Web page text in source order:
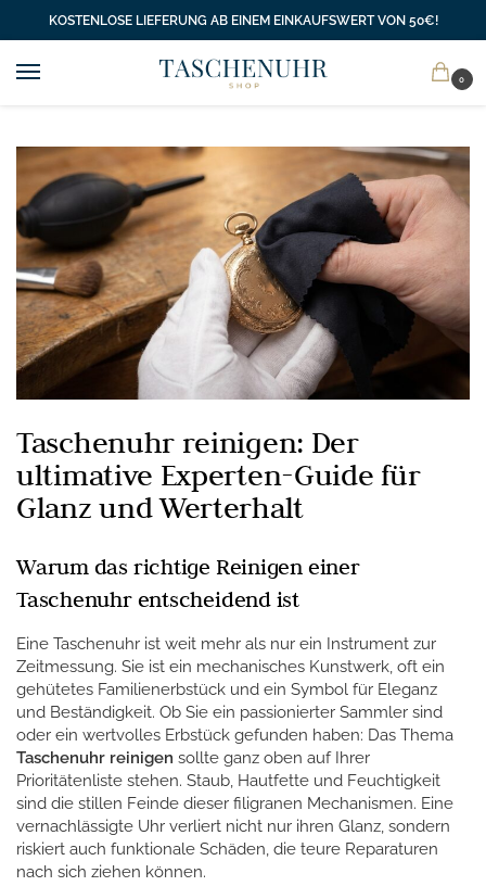
KOSTENLOSE LIEFERUNG AB EINEM EINKAUFSWERT VON 50€!
0
Taschenuhr reinigen: Der
ultimative Experten-Guide für
Glanz und Werterhalt
Warum das richtige Reinigen einer
Taschenuhr entscheidend ist
Eine Taschenuhr ist weit mehr als nur ein Instrument zur
Zeitmessung. Sie ist ein mechanisches Kunstwerk, oft ein
gehütetes Familienerbstück und ein Symbol für Eleganz
und Beständigkeit. Ob Sie ein passionierter Sammler sind
oder ein wertvolles Erbstück gefunden haben: Das Thema
Taschenuhr reinigen sollte ganz oben auf Ihrer
Prioritätenliste stehen. Staub, Hautfette und Feuchtigkeit
sind die stillen Feinde dieser filigranen Mechanismen. Eine
vernachlässigte Uhr verliert nicht nur ihren Glanz, sondern
riskiert auch funktionale Schäden, die teure Reparaturen
nach sich ziehen können.